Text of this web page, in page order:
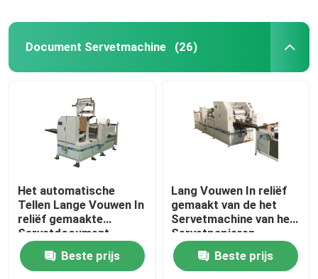
Document Servetmachine (26)
Het automatische
Tellen Lange Vouwen In
reliëf gemaakte
Servetdocument
Servetmachine
410x285mmBeste prijs
Lang Vouwen In reliëf
gemaakt van de het
Servetmachine van het
Servetpapieren
zakdoekje
Absorptietype
Beste prijs